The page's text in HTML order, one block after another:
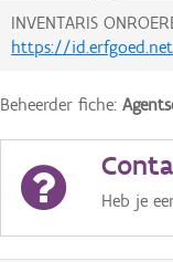
INVENTARIS
https://
Beheerder fiche:
Heb je